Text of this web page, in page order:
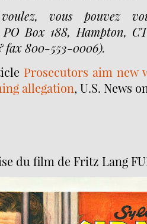
vous pouvez
Box 188, Hampton,
fax 800-553-0006).
Prosecutors aim new
allegation, U.S. News
du film de Fritz Lang